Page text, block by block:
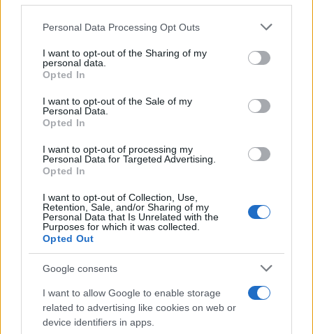
Please note that this website/app uses one or more Google
not limited to your visit or usage behaviour. You may click to
grant or deny consent to Google and its third-party tags to
use your data for below specified purposes in below Google
consent section.
Personal Data Processing Opt Outs
I want to opt-out of the Sharing of my
personal data.
Opted In
I want to opt-out of the Sale of my
Personal Data.
Opted In
I want to opt-out of processing my
Personal Data for Targeted Advertising.
Opted In
I want to opt-out of Collection, Use,
Retention, Sale, and/or Sharing of my
Personal Data that Is Unrelated with the
Purposes for which it was collected.
Opted Out
Google consents
I want to allow Google to enable storage
related to advertising like cookies on web or
device identifiers in apps.
Σχόλια
Σχολίασε εδώ
50 /50
2000 /2000
Υποβολή σχολίου
γυρίσματα της ταινίας «Το
φιλί της γυναίκας
αράχνης»
με το
φόρεμα που